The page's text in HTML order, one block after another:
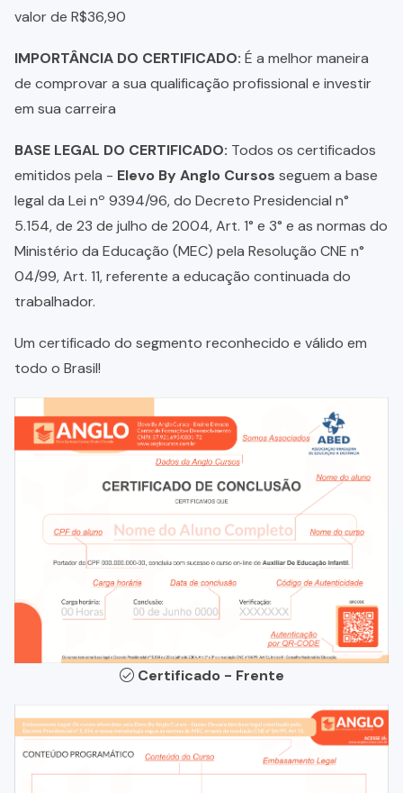
valor de R$36,90
IMPORTÂNCIA DO CERTIFICADO: É a melhor maneira
de comprovar a sua qualificação profissional e investir
em sua carreira
BASE LEGAL DO CERTIFICADO: Todos os certificados
emitidos pela - Elevo By Anglo Cursos seguem a base
legal da Lei nº 9394/96, do Decreto Presidencial n°
5.154, de 23 de julho de 2004, Art. 1° e 3° e as normas do
Ministério da Educação (MEC) pela Resolução CNE n°
04/99, Art. 11, referente a educação continuada do
trabalhador.
Um certificado do segmento reconhecido e válido em
todo o Brasil!
Certificado - Frente